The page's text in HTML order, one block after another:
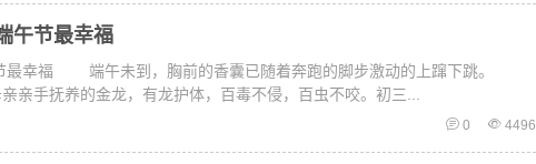
午节最幸福
午未到，胸前的香囊已随着奔跑的脚步激动的上蹿下跳。
亲手抚养的金龙，有龙护体，百毒不侵，百虫不咬。初三...
0 4496